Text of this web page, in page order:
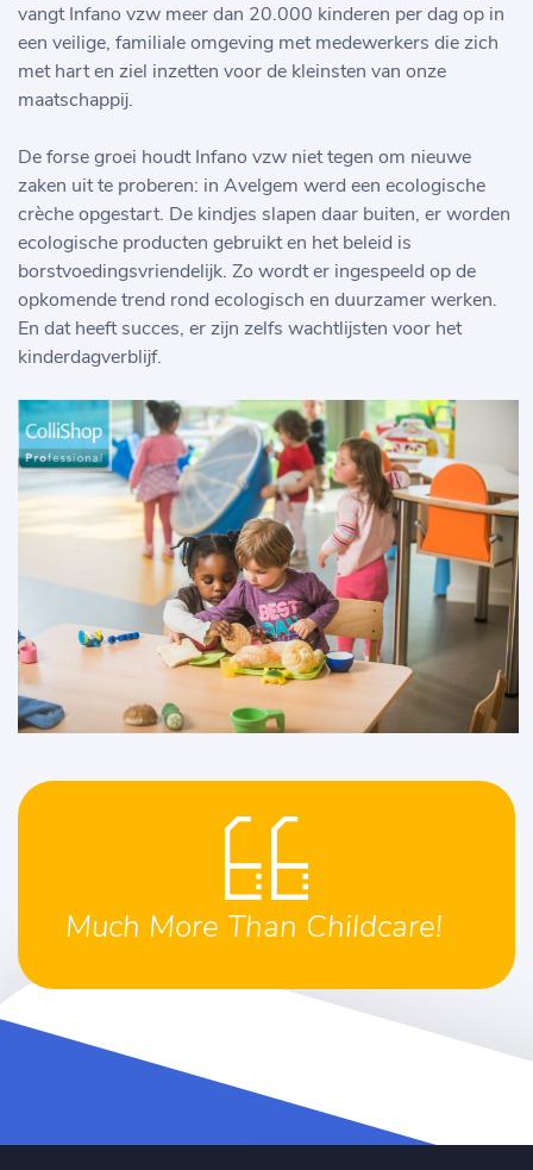
vangt Infano vzw meer dan 20.000 kinderen per dag op in
een veilige, familiale omgeving met medewerkers die zich
met hart en ziel inzetten voor de kleinsten van onze
maatschappij.
De forse groei houdt Infano vzw niet tegen om nieuwe
zaken uit te proberen: in Avelgem werd een ecologische
crèche opgestart. De kindjes slapen daar buiten, er worden
ecologische producten gebruikt en het beleid is
borstvoedingsvriendelijk. Zo wordt er ingespeeld op de
opkomende trend rond ecologisch en duurzamer werken.
En dat heeft succes, er zijn zelfs wachtlijsten voor het
kinderdagverblijf.
Much More Than Childcare!